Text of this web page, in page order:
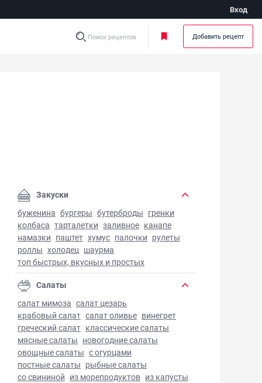
Вход
Поиск рецептов Добавить рецепт
соленые - фото готового блюда
Закуски
буженина бургеры бутерброды гренки
колбаса тарталетки заливное канапе
намазки паштет хумус палочки рулеты
роллы холодец шаурма
топ быстрых, вкусных и простых
Салаты
салат мимоза салат цезарь
крабовый салат салат оливье винегрет
греческий салат классические салаты
мясные салаты новогодние салаты
овощные салаты с огурцами
постные салаты рыбные салаты
со свининой из морепродуктов из капусты